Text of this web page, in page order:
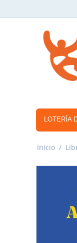
LOTERÍA
Inicio /